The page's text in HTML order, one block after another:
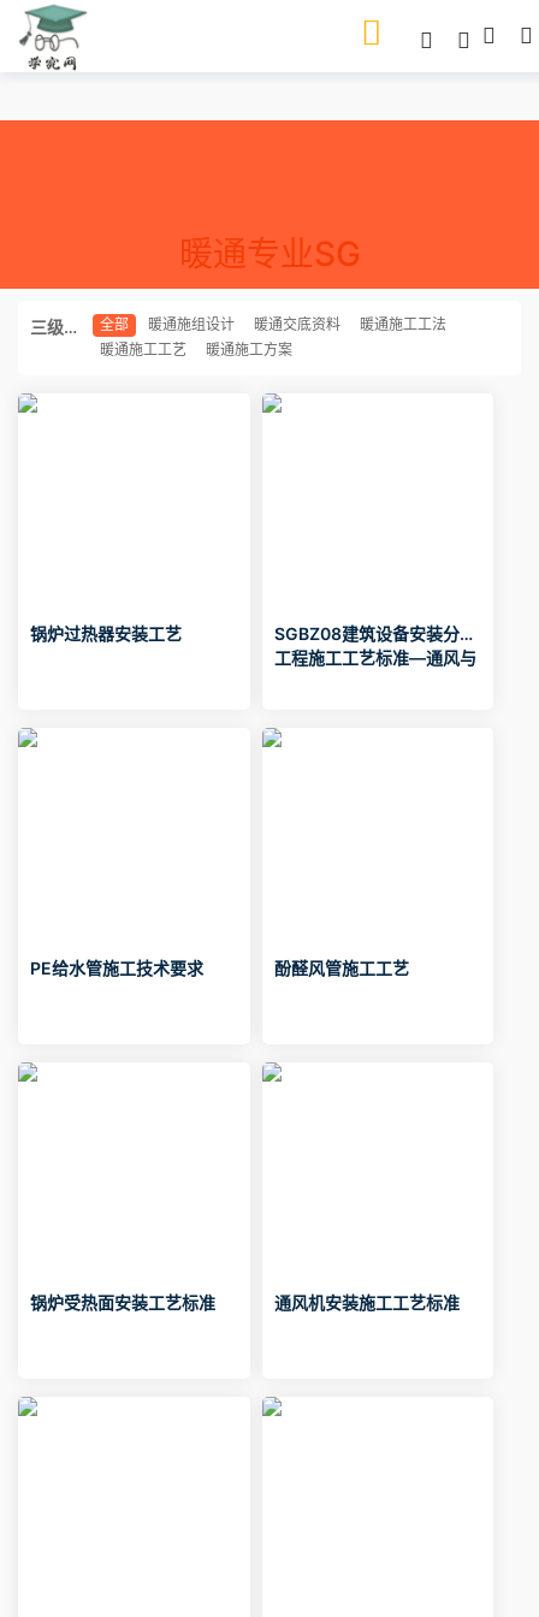
暖通专业SG
三级分
全部 暖通施组设计 暖通交底资料
暖通施工工法
暖通施工工艺
暖通施工方案
锅炉过热器安装工艺
SGBZ08建筑设备安装分项
工程施工工艺标准—通风与
PE给水管施工技术要求 酚醛风管施工工艺
锅炉受热面安装工艺标准 通风机安装施工工艺标准